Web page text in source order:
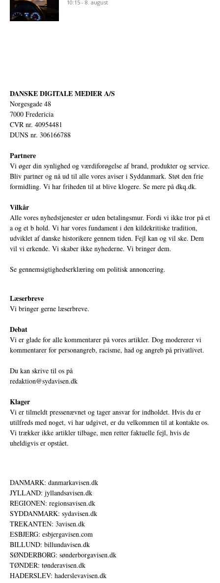
10:15 - 8. august
DANSKE DIGITALE MEDIER A/S
Norgesgade 48
7000 Fredericia
CVR nr. 40954481
DUNS nr. 306166788
Partnere
Vi øger din synlighed og værdiforøgelse af brand, produkter og service.
Bliv partner og nå ud til alle vores aviser i Syddanmark. Støt den frie
formidling. Vi har friheden til at blive klogere. Se mere på dkq.dk.
Vilkår
Alle vores nyhedstjenester er uden betalingsmur. Fordi vi ikke tror på et
a og et b hold. Vi har vores fundament i den kildekritiske tradition,
udviklet af danske historikere gennem tiden. Fejl kan og vil ske. Dem
vil vi erkende. Vi skaber ikke nyhederne. Vi bringer dem.
Se gennemsigtighedserklæring om politisk annoncering.
Læserbreve
Vi bringer gerne læserbreve.
Debat
Vi er glade for alle kommentarer på vores artikler. Dog modererer vi
kommentarer for personangreb, racisme, had og angreb på privatlivet.
Du kan skrive til os på
redaktion@sydavisen.dk
Klager
Vi er tilmeldt pressenævnet og tager ansvar for indholdet. Hvis du er
utilfreds med noget, vi har udgivet, er du velkommen til at kontakte os.
Vi trækker ikke artikler tilbage, men retter faktuelle fejl, hvis de
uheldigvis er opstået.
DANMARK: danmarkavisen.dk
JYLLAND: jyllandsavisen.dk
REGIONEN: regionsavisen.dk
SYDDANMARK: sydavisen.dk
TREKANTEN: 3avisen.dk
ESBJERG: esbjergavisen.com
BILLUND: billundavisen.dk
SØNDERBORG: sønderborgavisen.dk
TØNDER: tønderavisen.dk
HADERSLEV: haderslevavisen.dk